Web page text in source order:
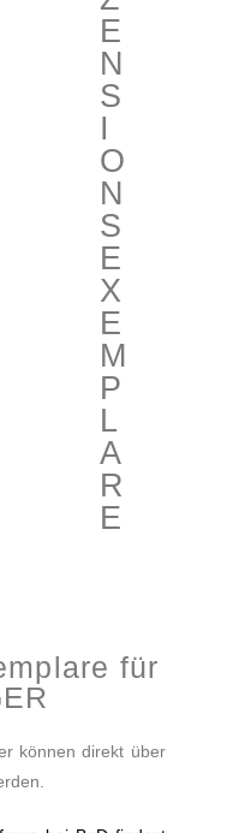
E
N
S
I
O
N
S
E
X
E
M
P
L
A
R
E
für
können direkt über